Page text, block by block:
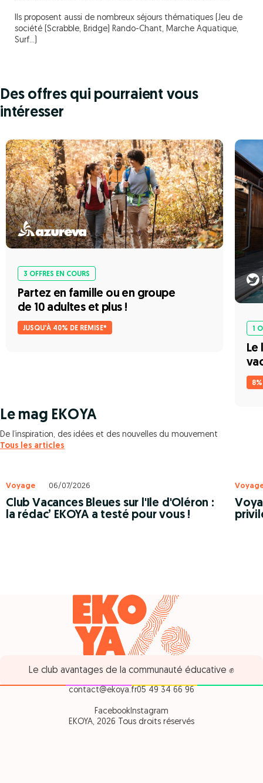
Ils proposent aussi de nombreux séjours thématiques (Jeu de
société (Scrabble, Bridge) Rando-Chant, Marche Aquatique,
Surf...)
Des offres qui pourraient vous
intéresser
3 OFFRES EN COURS
Partez en famille ou en groupe
de 10 adultes et plus !
JUSQU'À 40% DE REMISE* 1
8%
Le mag EKOYA
De l’inspiration, des idées et des nouvelles du mouvement
Tous les articles
Voyage 06/07/2026
Club Vacances Bleues sur l'Ile d'Oléron :
la rédac’ EKOYA a testé pour vous !
Le club avantages de la communauté éducative ✊
contact@ekoya.fr05 49 34 66 96
FacebookInstagram
EKOYA, 2026 Tous droits réservés